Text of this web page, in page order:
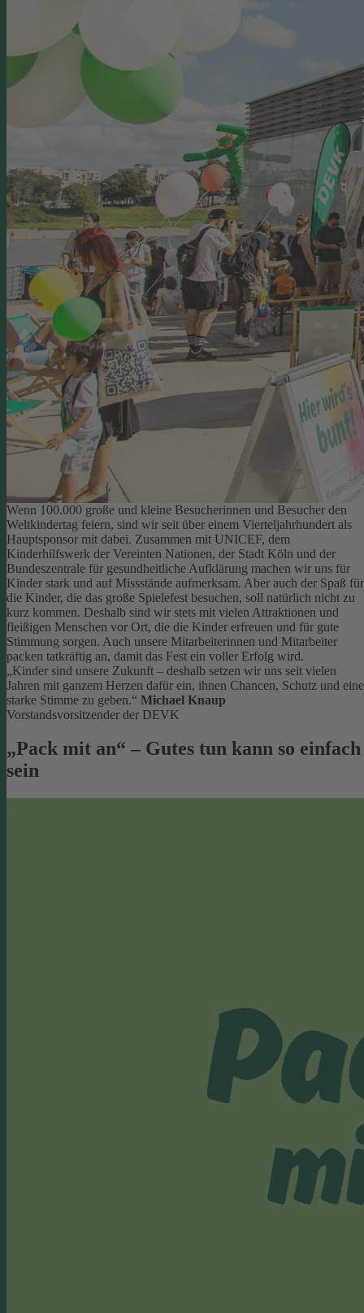
Wenn 100.000 große und kleine Besucherinnen und Besucher den
Weltkindertag feiern, sind wir seit über einem Vierteljahrhundert als
Hauptsponsor mit dabei. Zusammen mit UNICEF, dem
Kinderhilfswerk der Vereinten Nationen, der Stadt Köln und der
Bundeszentrale für gesundheitliche Aufklärung machen wir uns für
Kinder stark und auf Missstände aufmerksam. Aber auch der Spaß für
die Kinder, die das große Spielefest besuchen, soll natürlich nicht zu
kurz kommen. Deshalb sind wir stets mit vielen Attraktionen und
fleißigen Menschen vor Ort, die die Kinder erfreuen und für gute
Stimmung sorgen. Auch unsere Mitarbeiterinnen und Mitarbeiter
packen tatkräftig an, damit das Fest ein voller Erfolg wird.
„Kinder sind unsere Zukunft – deshalb setzen wir uns seit vielen
Jahren mit ganzem Herzen dafür ein, ihnen Chancen, Schutz und eine
starke Stimme zu geben.“ Michael Knaup
Vorstandsvorsitzender der DEVK
„Pack mit an“ – Gutes tun kann so einfach
sein